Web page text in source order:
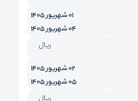
01 شهریور 1405
04 شهریور 1405
ریال
02 شهریور 1405
05 شهریور 1405